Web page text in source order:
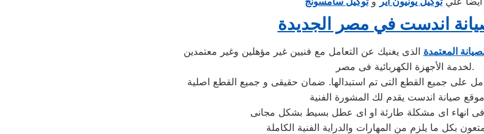
اندست في مصر الجديدة
المعتمدة الذى يغنيك عن التعامل مع فنيين غير مؤهلين وغير معتمدين
لخدمة الأجهزة الكهربائية فى مصر.
صيانة اندست يقدم لك المشورة الفنية
بكل ما يلزم من المهارات والدراية الفنية الكاملة